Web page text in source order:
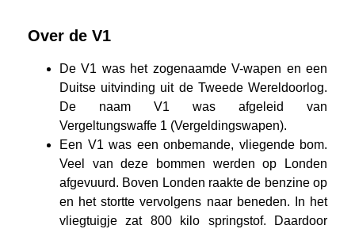
Over de V1
De V1 was het zogenaamde V-wapen en een
Duitse uitvinding uit de Tweede Wereldoorlog.
De naam V1 was afgeleid van
Vergeltungswaffe 1 (Vergeldingswapen).
Een V1 was een onbemande, vliegende bom.
Veel van deze bommen werden op Londen
afgevuurd. Boven Londen raakte de benzine op
en het stortte vervolgens naar beneden. In het
vliegtuigje zat 800 kilo springstof. Daardoor